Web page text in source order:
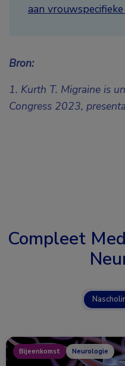
aan
Bron:
1. Kurth T. Migraine is
Congress 2023,
Compleet
Bijeenkomst Neurologie